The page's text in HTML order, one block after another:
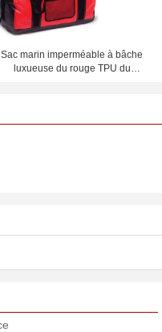
Sac marin imperméable à bâche
luxueuse du rouge TPU du